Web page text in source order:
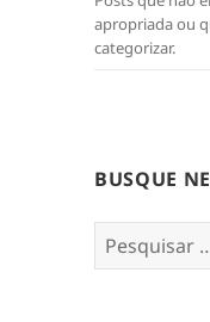
apropriada ou
categorizar.
BUSQUE
Pesquisar
por: